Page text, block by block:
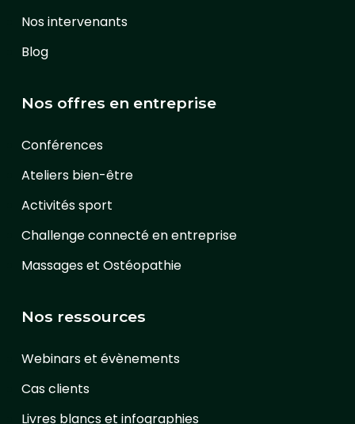
Nos intervenants
Blog
Nos offres en entreprise
Conférences
Ateliers bien-être
Activités sport
Challenge connecté en entreprise
Massages et Ostéopathie
Nos ressources
Webinars et évènements
Cas clients
Livres blancs et infographies